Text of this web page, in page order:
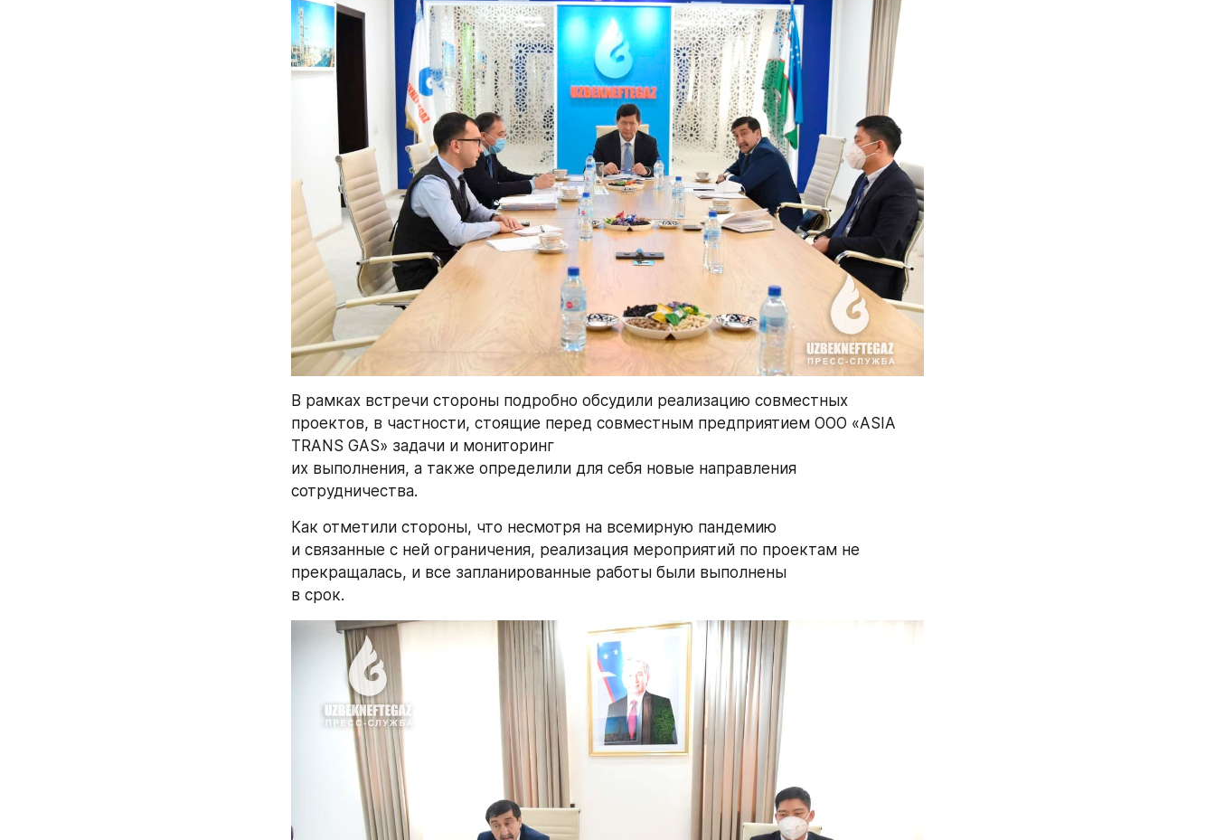
В рамках встречи стороны подробно обсудили реализацию совместных
проектов, в частности, стоящие перед совместным предприятием ООО «ASIA
TRANS GAS» задачи и мониторинг
их выполнения, а также определили для себя новые направления
сотрудничества.
Как отметили стороны, что несмотря на всемирную пандемию
и связанные с ней ограничения, реализация мероприятий по проектам не
прекращалась, и все запланированные работы были выполнены
в срок.